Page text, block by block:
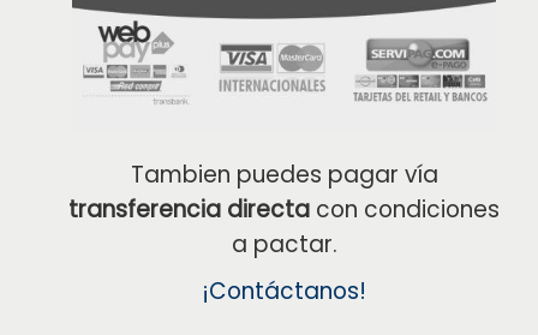
Tambien puedes pagar vía
transferencia directa con condiciones
a pactar.
¡Contáctanos!